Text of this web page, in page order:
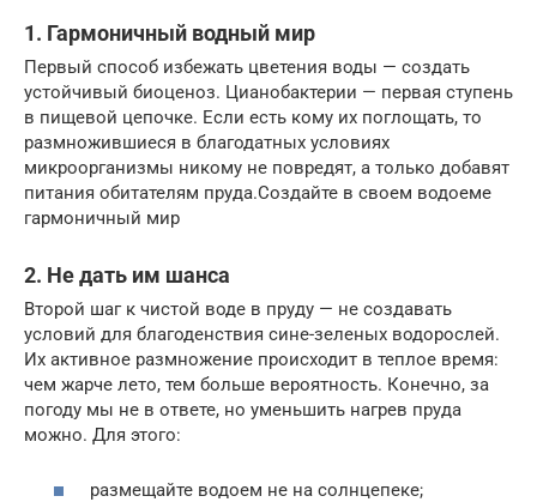
1. Гармоничный водный мир
Первый способ избежать цветения воды — создать
устойчивый биоценоз. Цианобактерии — первая ступень
в пищевой цепочке. Если есть кому их поглощать, то
размножившиеся в благодатных условиях
микроорганизмы никому не повредят, а только добавят
питания обитателям пруда.Создайте в своем водоеме
гармоничный мир
2. Не дать им шанса
Второй шаг к чистой воде в пруду — не создавать
условий для благоденствия сине-зеленых водорослей.
Их активное размножение происходит в теплое время:
чем жарче лето, тем больше вероятность. Конечно, за
погоду мы не в ответе, но уменьшить нагрев пруда
можно. Для этого:
размещайте водоем не на солнцепеке;